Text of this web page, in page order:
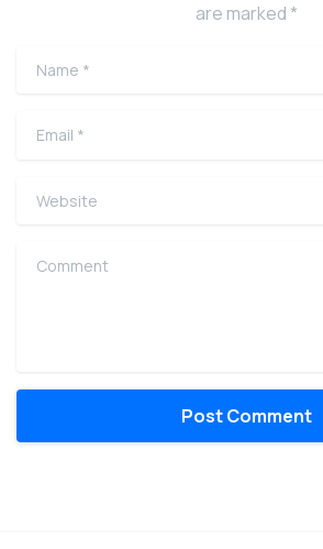
are marked *
Name
Email
Website
Comment